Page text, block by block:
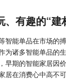
、有趣的“建
智能单品在市场的
为诸多智能单品的
早期的智能家居因
居在消费心中高不